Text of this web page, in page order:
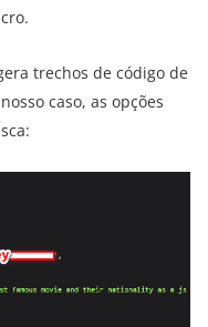
trechos de código de
caso, as opções